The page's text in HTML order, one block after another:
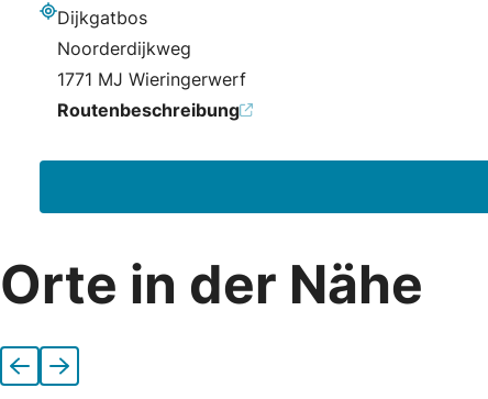
Adresse
Dijkgatbos
Noorderdijkweg
1771 MJ Wieringerwerf
Routenbeschreibung
Orte in der Nähe
Vorherige
Nächste